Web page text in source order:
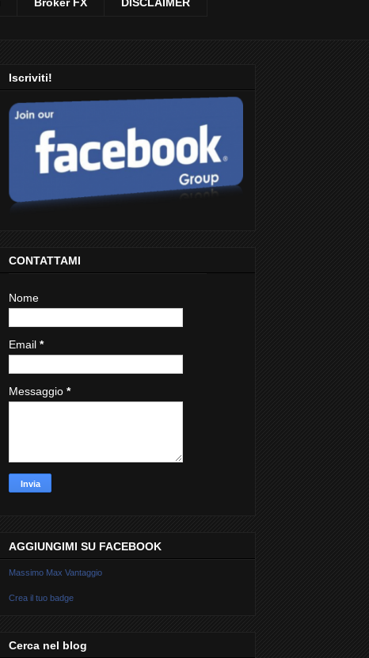
Iscriviti!
CONTATTAMI
Nome
Email *
Messaggio *
AGGIUNGIMI SU FACEBOOK
Massimo Max Vantaggio
Crea il tuo badge
Cerca nel blog